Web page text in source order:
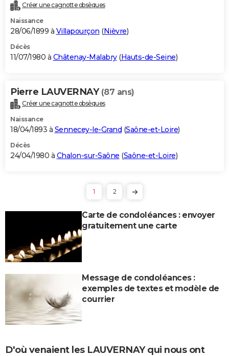
Créer une cagnotte obsèques
Naissance
28/06/1899 à Villapourçon (Nièvre)
Décès
11/07/1980 à Châtenay-Malabry(Hauts-de-Seine)
Pierre LAUVERNAY (87 ans)
Créer une cagnotte obsèques
Naissance
18/04/1893 à Sennecey-le-Grand (Saône-et-Loire)
Décès
24/04/1980 à Chalon-sur-Saône (Saône-et-Loire)
1 2
Carte de condoléances : envoyer
gratuitement une carte
Message de condoléances :
exemples de textes et modèle de
courrier
D'où venaient les LAUVERNAY qui nous ont